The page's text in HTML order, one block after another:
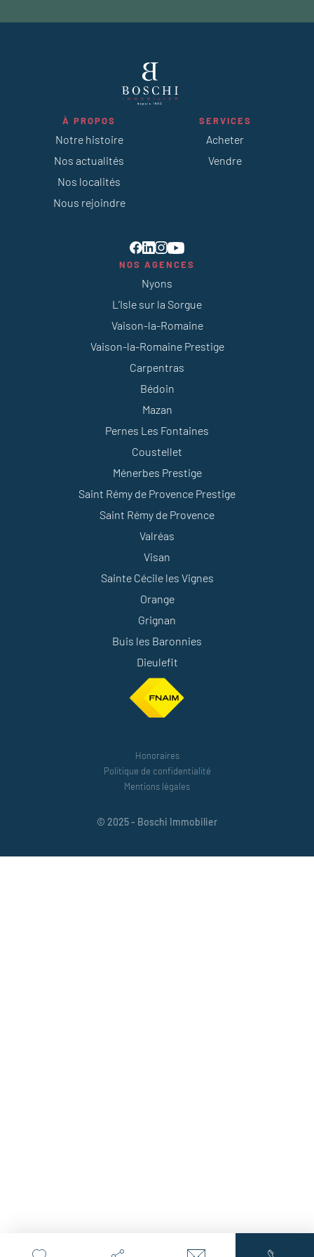
À PROPOS
Notre histoire
Nos actualités
Nos localités
Nous rejoindre
SERVICES
Acheter
Vendre
NOS AGENCES
Nyons
L’Isle sur la Sorgue
Vaison-la-Romaine
Vaison-la-Romaine Prestige
Carpentras
Bédoin
Mazan
Pernes Les Fontaines
Coustellet
Ménerbes Prestige
Saint Rémy de Provence Prestige
Saint Rémy de Provence
Valréas
Visan
Sainte Cécile les Vignes
Orange
Grignan
Buis les Baronnies
Dieulefit
Honoraires
Politique de confidentialité
Mentions légales
© 2025 - Boschi Immobilier